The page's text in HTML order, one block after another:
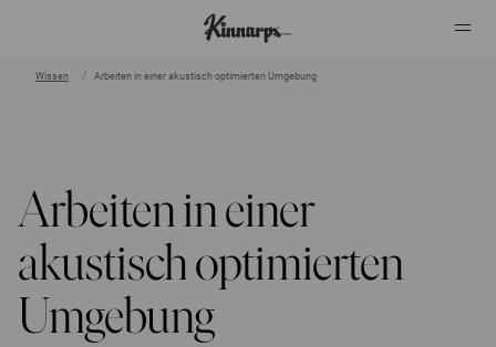
Wissen Arbeiten in einer akustisch optimierten Umgebung
Arbeiten in einer
akustisch optimierten
Umgebung